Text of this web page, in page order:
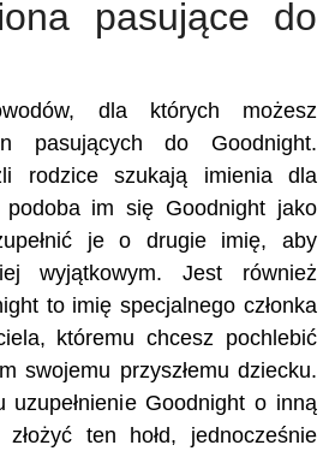
pasujące do
dla których możesz
pasujących do Goodnight.
rodzice szukają imienia dla
im się Goodnight jako
je o drugie imię, aby
wyjątkowym. Jest również
to imię specjalnego członka
któremu chcesz pochlebić
swojemu przyszłemu dziecku.
uzupełnienie Goodnight o inną
ten hołd, jednocześnie